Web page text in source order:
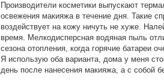
Производители косметики выпускают
освежения макияжа в течение дня. Такие
воздействует на кожу ничуть не хуже.
время. Мелкодисперсная водяная пыль
сезона отопления, когда горячие батареи
Я использую оба варианта, дома у меня
день после нанесения макияжа, а с собой